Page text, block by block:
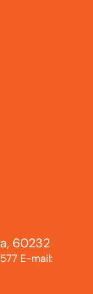
60232
E-mail: